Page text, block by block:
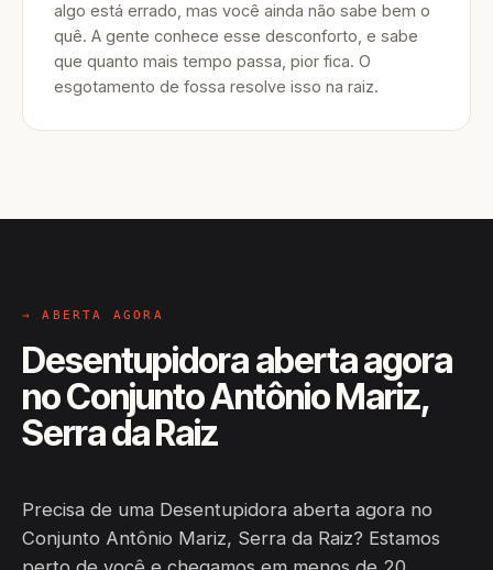
algo está errado, mas você ainda não sabe bem o
quê. A gente conhece esse desconforto, e sabe
que quanto mais tempo passa, pior fica. O
esgotamento de fossa resolve isso na raiz.
→ ABERTA AGORA
Desentupidora aberta agora
no Conjunto Antônio Mariz,
Serra da Raiz
Precisa de uma Desentupidora aberta agora no
Conjunto Antônio Mariz, Serra da Raiz? Estamos